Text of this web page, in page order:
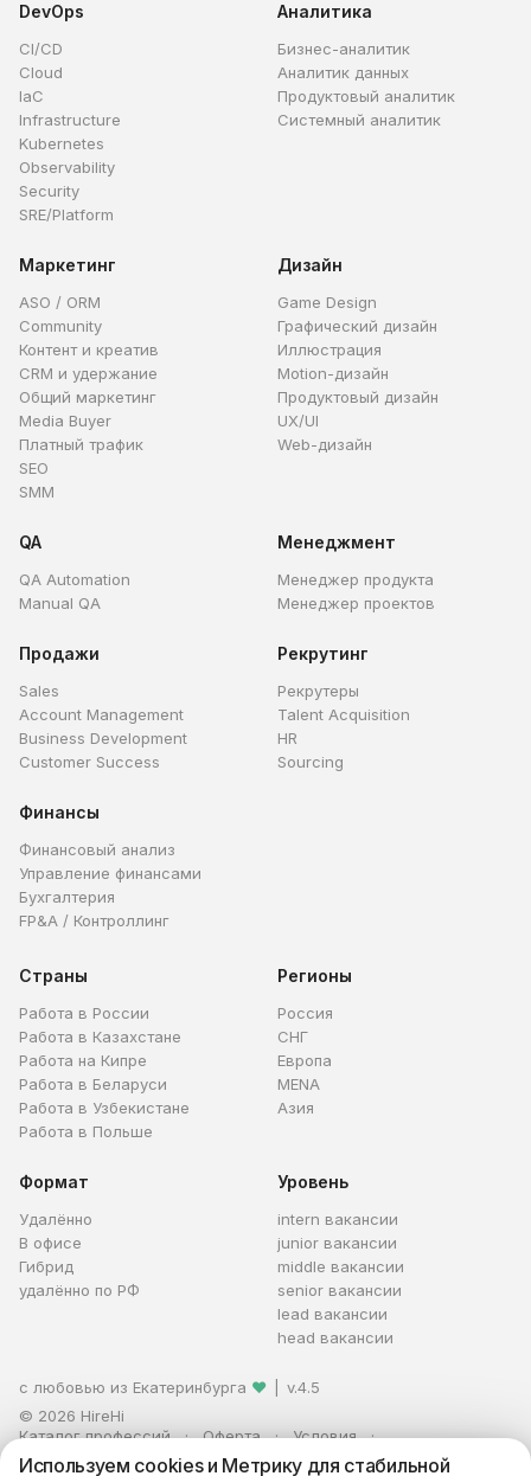
DevOps
CI/CD
Cloud
IaC
Infrastructure
Kubernetes
Observability
Security
SRE/Platform
Аналитика
Бизнес-аналитик
Аналитик данных
Продуктовый аналитик
Системный аналитик
Маркетинг
ASO / ORM
Community
Контент и креатив
CRM и удержание
Общий маркетинг
Media Buyer
Платный трафик
SEO
SMM
Дизайн
Game Design
Графический дизайн
Иллюстрация
Motion-дизайн
Продуктовый дизайн
UX/UI
Web-дизайн
QA
QA Automation
Manual QA
Менеджмент
Менеджер продукта
Менеджер проектов
Продажи
Sales
Account Management
Business Development
Customer Success
Рекрутинг
Рекрутеры
Talent Acquisition
HR
Sourcing
Финансы
Финансовый анализ
Управление финансами
Бухгалтерия
FP&A / Контроллинг
Страны
Работа в России
Работа в Казахстане
Работа на Кипре
Работа в Беларуси
Работа в Узбекистане
Работа в Польше
Регионы
Россия
СНГ
Европа
MENA
Азия
Формат
Удалённо
В офисе
Гибрид
удалённо по РФ
Уровень
intern вакансии
junior вакансии
middle вакансии
senior вакансии
lead вакансии
head вакансии
с любовью из Екатеринбурга ❤
v.4.5
© 2026 HireHi
Каталог профессий
Оферта
Условия
Персональные данные
Реклама
Используем cookies и Метрику для стабильной